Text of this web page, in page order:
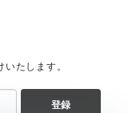
たします。
登録